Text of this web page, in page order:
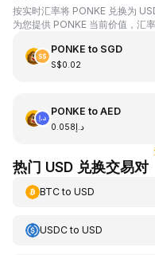
按实时汇率将 PONKE 兑换为
为您提供 PONKE 当前价值，汇
PONKE to SGD
S$0.02
PONKE to AED
د.إ0.058
热门 USD 兑换交易对
BTCto USD
USDCto USD